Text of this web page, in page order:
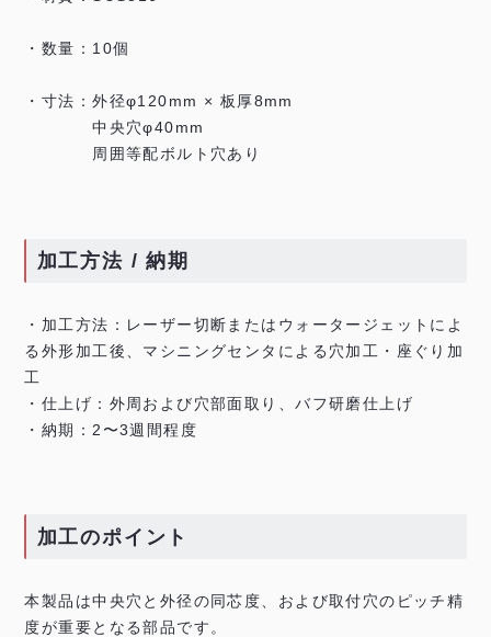
・数量：10個
・寸法：外径φ120mm × 板厚8mm
中央穴φ40mm
周囲等配ボルト穴あり
加工方法 / 納期
・加工方法：レーザー切断またはウォータージェットによ
る外形加工後、マシニングセンタによる穴加工・座ぐり加
工
・仕上げ：外周および穴部面取り、バフ研磨仕上げ
・納期：2〜3週間程度
加工のポイント
本製品は中央穴と外径の同芯度、および取付穴のピッチ精
度が重要となる部品です。